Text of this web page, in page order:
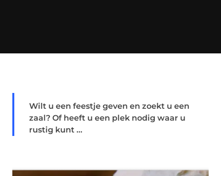
Wilt u een feestje geven en zoekt u een
zaal? Of heeft u een plek nodig waar u
rustig kunt ...